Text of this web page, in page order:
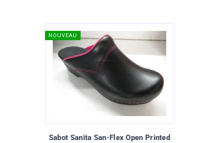
NOUVEAU
Sabot Sanita San-Flex Open Printed